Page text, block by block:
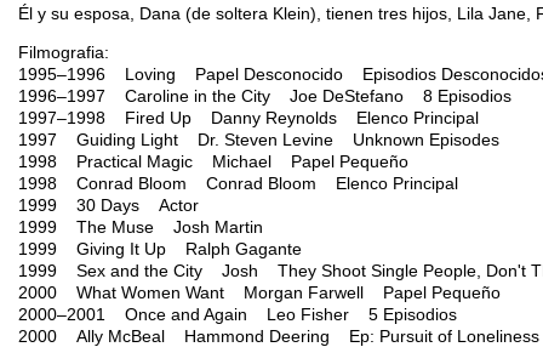
Él y su esposa, Dana (de soltera Klein), tienen tres hijos, Lila Jane,
Filmografia:
1995–1996 Loving Papel Desconocido Episodios
1996–1997 Caroline in the City Joe DeStefano 8 Episodios
1997–1998 Fired Up Danny Reynolds Elenco Principal
1997 Guiding Light Dr. Steven Levine Unknown Episodes
1998 Practical Magic Michael Papel Pequeño
1998 Conrad Bloom Conrad Bloom Elenco Principal
1999 30 Days Actor
1999 The Muse Josh Martin
1999 Giving It Up Ralph Gagante
1999 Sex and the City Josh They Shoot Single People, Don't
2000 What Women Want Morgan Farwell Papel Pequeño
2000–2001 Once and Again Leo Fisher 5 Episodios
2000 Ally McBeal Hammond Deering Ep: Pursuit of Loneliness